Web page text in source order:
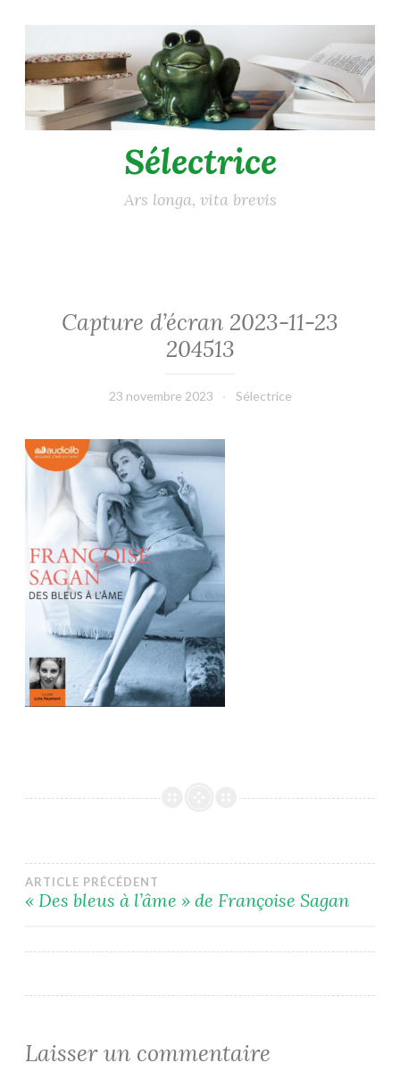
au
contenu
principal
Sélectrice
Ars longa, vita brevis
Capture d’écran 2023-11-23
204513
23 novembre 2023 Sélectrice
Navigation
ARTICLE PRÉCÉDENT
« Des bleus à l’âme » de Françoise Sagan
Laisser un commentaire